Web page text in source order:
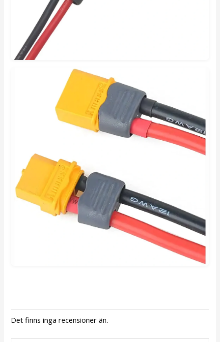
Det finns inga recensioner än.